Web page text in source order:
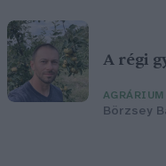
A régi
AGRÁRIUM
Börzsey